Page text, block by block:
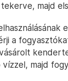
majd
a
majd